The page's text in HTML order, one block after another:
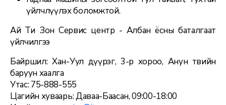
үйлчлүүлэх боломжтой.
Ай Ти Зон Сервис центр - Албан ёсны баталгаат
үйлчилгээ
Байршил: Хан-Уул дүүрэг, 3-р хороо, Анун төвийн
баруун хаалга
Утас: 75-888-555
Цагийн хуваарь: Даваа-Баасан, 09:00-18:00